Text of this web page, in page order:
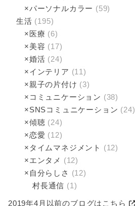
×パーソナルカラー (59)
生活 (195)
×医療 (6)
×美容 (17)
×婚活 (24)
×インテリア (11)
×親子の片付け (3)
×コミュニケーション (38)
×SNSコミュニケーション (24)
×傾聴­ (24)
×恋愛 (12)
×タイムマネジメント (12)
×エンタメ (12)
×自分らしさ (12)
村長通信 (1)
2019年4月以前のブログはこちら